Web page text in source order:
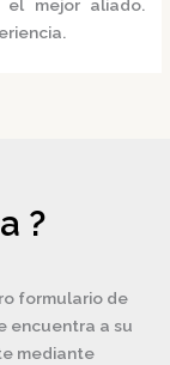
el mejor aliado.
?
formulario de
encuentra a su
mediante